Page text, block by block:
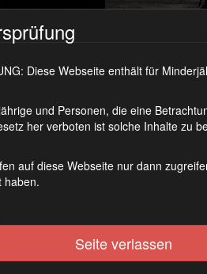
OnAir
Eigentlich wollte
einer der übelsten
Kategorie(n):
Schlagwort(e):
Diese Webseite enthält für
und Personen, die eine
her verboten ist solche Inhalte zu
auf diese Webseite nur dann
haben.
Seite verlassen